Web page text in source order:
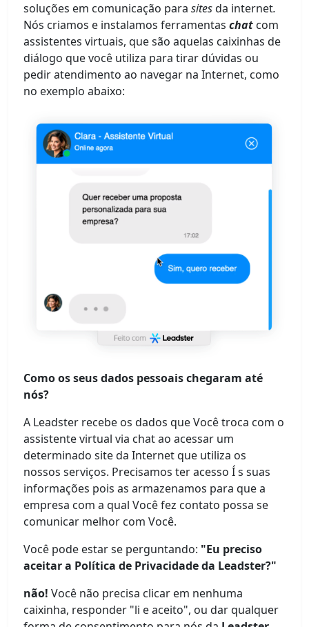
soluções em comunicação parasitesda internet.
Nós criamos e instalamos ferramentas chat com
assistentes virtuais, que são aquelas caixinhas de
diálogo que você utiliza para tirar dúvidas ou
pedir atendimento ao navegar na Internet, como
no exemplo abaixo:
Como os seus dados pessoais chegaram até
nós?
A Leadster recebe os dados que Você troca com o
assistente virtual via chat ao acessar um
determinado site da Internet que utiliza os
nossos serviços. Precisamos ter acesso Í s suas
informações pois as armazenamos para que a
empresa com a qual Você fez contato possa se
comunicar melhor com Você.
Você pode estar se perguntando: "Eu preciso
aceitar a Política de Privacidade da Leadster?"
não! Você não precisa clicar em nenhuma
caixinha, responder "li e aceito", ou dar qualquer